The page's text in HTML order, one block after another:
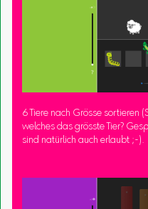
6 Tiere nach Grösse sortieren
welches das grösste Tier?
sind natürlich auch erlaubt ;-).